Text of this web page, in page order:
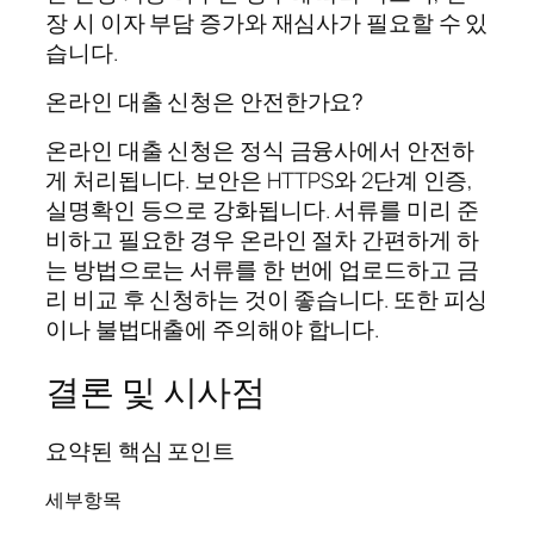
장 시 이자 부담 증가와 재심사가 필요할 수 있
습니다.
온라인 대출 신청은 안전한가요?
온라인 대출 신청은 정식 금융사에서 안전하
게 처리됩니다. 보안은 HTTPS와 2단계 인증,
실명확인 등으로 강화됩니다. 서류를 미리 준
비하고 필요한 경우 온라인 절차 간편하게 하
는 방법으로는 서류를 한 번에 업로드하고 금
리 비교 후 신청하는 것이 좋습니다. 또한 피싱
이나 불법대출에 주의해야 합니다.
결론 및 시사점
요약된 핵심 포인트
세부항목